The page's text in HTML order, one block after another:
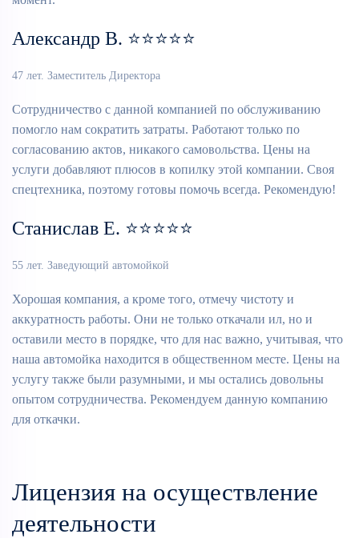
Александр В. ⭐⭐⭐⭐⭐
47 лет. Заместитель Директора
Сотрудничество с данной компанией по обслуживанию
помогло нам сократить затраты. Работают только по
согласованию актов, никакого самовольства. Цены на
услуги добавляют плюсов в копилку этой компании. Своя
спецтехника, поэтому готовы помочь всегда. Рекомендую!
Станислав Е. ⭐⭐⭐⭐⭐
55 лет. Заведующий автомойкой
Хорошая компания, а кроме того, отмечу чистоту и
аккуратность работы. Они не только откачали ил, но и
оставили место в порядке, что для нас важно, учитывая, что
наша автомойка находится в общественном месте. Цены на
услугу также были разумными, и мы остались довольны
опытом сотрудничества. Рекомендуем данную компанию
для откачки.
Лицензия на осуществление
деятельности